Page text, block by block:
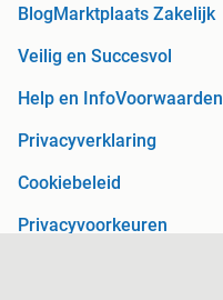
BlogMarktplaats Zakelijk
Veilig en Succesvol
Help en InfoVoorwaarden
Privacyverklaring
Cookiebeleid
Privacyvoorkeuren